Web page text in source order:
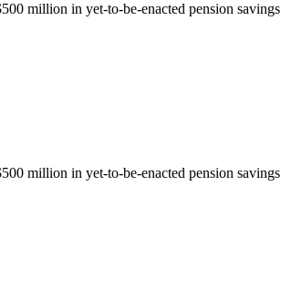
million in yet-to-be-enacted pension savings
million in yet-to-be-enacted pension savings